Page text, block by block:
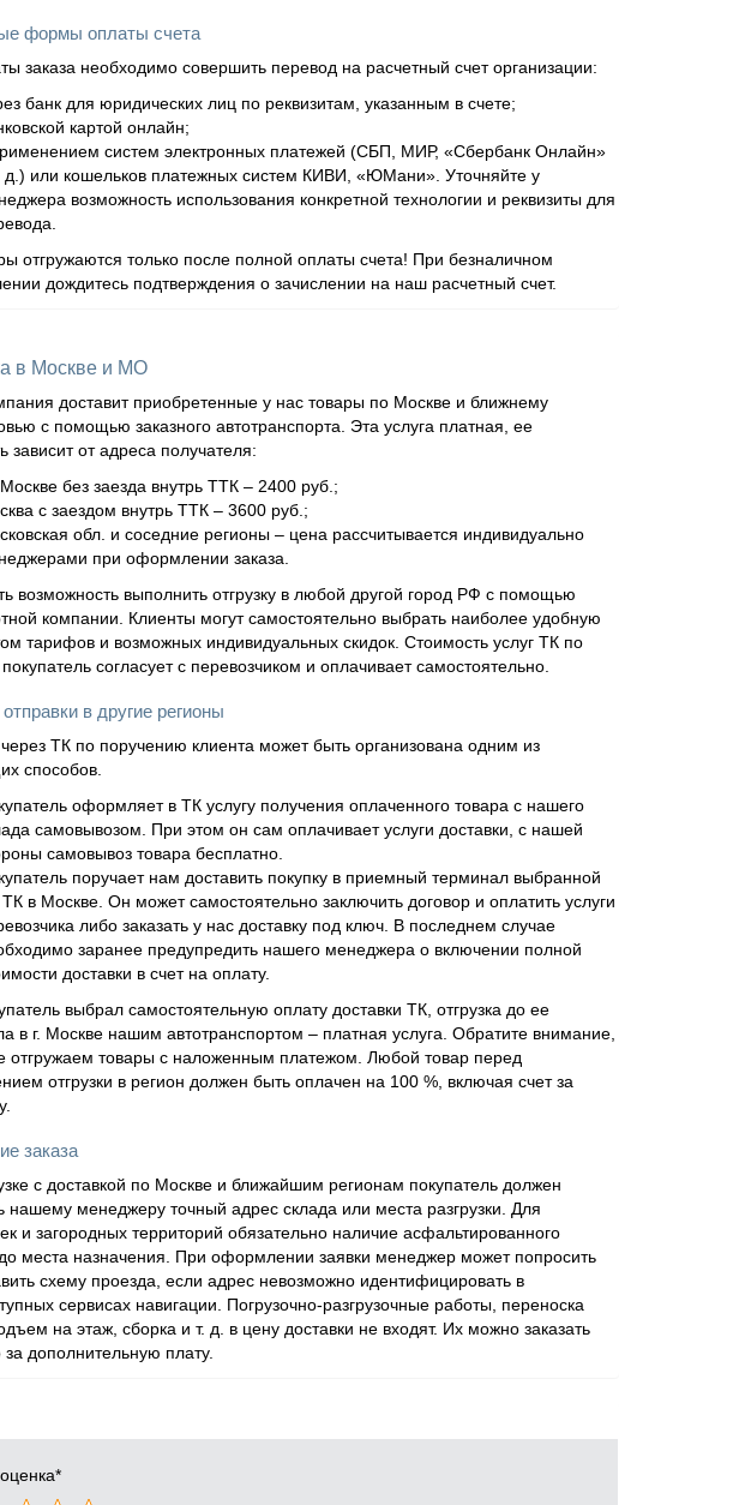
формы оплаты счета
заказа необходимо совершить перевод на расчетный счет организации:
банк для юридических лиц по реквизитам, указанным в счете;
картой онлайн;
систем электронных платежей (СБП, МИР, «Сбербанк Онлайн»
д.) или кошельков платежных систем КИВИ, «ЮМани». Уточняйте у
возможность использования конкретной технологии и реквизиты для
отгружаются только после полной оплаты счета! При безналичном
дождитесь подтверждения о зачислении на наш расчетный счет.
в Москве и МО
доставит приобретенные у нас товары по Москве и ближнему
с помощью заказного автотранспорта. Эта услуга платная, ее
зависит от адреса получателя:
без заезда внутрь ТТК – 2400 руб.;
с заездом внутрь ТТК – 3600 руб.;
обл. и соседние регионы – цена рассчитывается индивидуально
при оформлении заказа.
возможность выполнить отгрузку в любой другой город РФ с помощью
компании. Клиенты могут самостоятельно выбрать наиболее удобную
тарифов и возможных индивидуальных скидок. Стоимость услуг ТК по
согласует с перевозчиком и оплачивает самостоятельно.
в другие регионы
через ТК по поручению клиента может быть организована одним из
способов.
оформляет в ТК услугу получения оплаченного товара с нашего
самовывозом. При этом он сам оплачивает услуги доставки, с нашей
самовывоз товара бесплатно.
поручает нам доставить покупку в приемный терминал выбранной
в Москве. Он может самостоятельно заключить договор и оплатить услуги
либо заказать у нас доставку под ключ. В последнем случае
заранее предупредить нашего менеджера о включении полной
доставки в счет на оплату.
выбрал самостоятельную оплату доставки ТК, отгрузка до ее
в г. Москве нашим автотранспортом – платная услуга. Обратите внимание,
отгружаем товары с наложенным платежом. Любой товар перед
отгрузки в регион должен быть оплачен на 100 %, включая счет за
заказа
с доставкой по Москве и ближайшим регионам покупатель должен
нашему менеджеру точный адрес склада или места разгрузки. Для
и загородных территорий обязательно наличие асфальтированного
места назначения. При оформлении заявки менеджер может попросить
схему проезда, если адрес невозможно идентифицировать в
сервисах навигации. Погрузочно-разгрузочные работы, переноска
на этаж, сборка и т. д. в цену доставки не входят. Их можно заказать
за дополнительную плату.
*